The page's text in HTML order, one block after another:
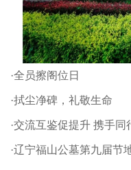
·全员擦阁位日
·拭尘净碑，礼敬生命
·交流互鉴促提升 携手同
·辽宁福山公墓第九届节